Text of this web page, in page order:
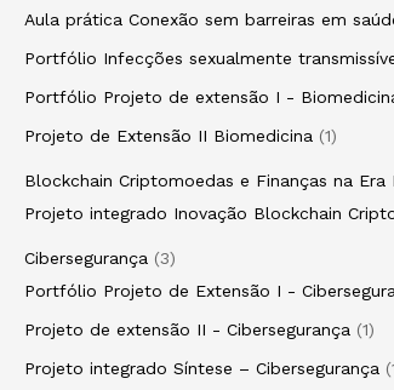
Aula prática Conexão sem barreiras em
Portfólio Infecções sexualmente
Portfólio Projeto de extensão I -
Projeto de Extensão II Biomedicina
1
Blockchain Criptomoedas e Finanças na Era
Projeto integrado Inovação Blockchain
Cibersegurança
3
Portfólio Projeto de Extensão I -
Projeto de extensão II - Cibersegurança
1
Projeto integrado Síntese – Cibersegurança